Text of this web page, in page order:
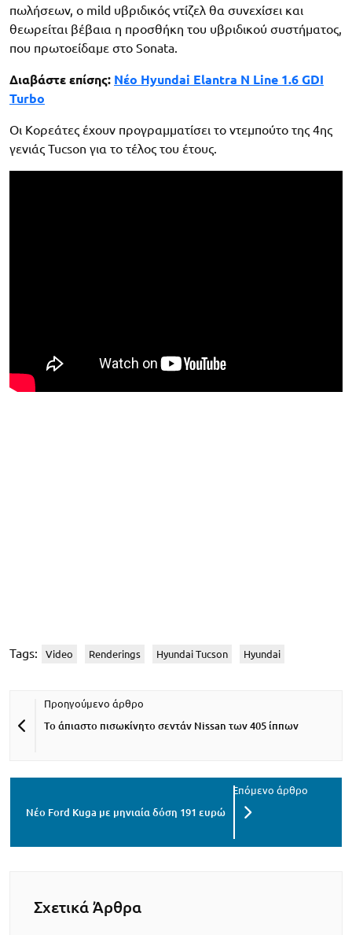
πωλήσεων, ο mild υβριδικός ντίζελ θα συνεχίσει και
θεωρείται βέβαια η προσθήκη του υβριδικού συστήματος,
που πρωτοείδαμε στο Sonata.
Διαβάστε επίσης: Νέο Hyundai Elantra N Line 1.6 GDI
Turbo
Οι Κορεάτες έχουν προγραμματίσει το ντεμπούτο της 4ης
γενιάς Tucson για το τέλος του έτους.
Tags: Video Renderings Hyundai Tucson Hyundai
Το άπιαστο πισωκίνητο σεντάν Nissan των 405 ίππων
Νέο Ford Kuga με μηνιαία δόση 191 ευρώ
Σχετικά Άρθρα